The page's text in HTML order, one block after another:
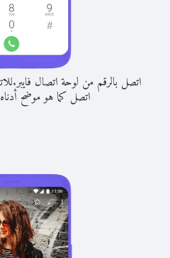
اتصل بالرقم من لوحة اتصال فايبر.
اتصل كما هو موضح